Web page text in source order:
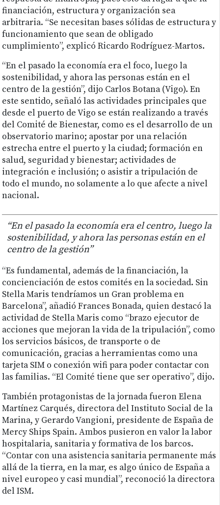
financiación, estructura y organización sea
arbitraria. “Se necesitan bases sólidas de estructura y
funcionamiento que sean de obligado
cumplimiento”, explicó Ricardo Rodríguez-Martos.
“En el pasado la economía era el foco, luego la
sostenibilidad, y ahora las personas están en el
centro de la gestión”, dijo Carlos Botana (Vigo). En
este sentido, señaló las actividades principales que
desde el puerto de Vigo se están realizando a través
del Comité de Bienestar, como es el desarrollo de un
observatorio marino; apostar por una relación
estrecha entre el puerto y la ciudad; formación en
salud, seguridad y bienestar; actividades de
integración e inclusión; o asistir a tripulación de
todo el mundo, no solamente a lo que afecte a nivel
nacional.
“En el pasado la economía era el centro, luego la
sostenibilidad, y ahora las personas están en el
centro de la gestión”
“Es fundamental, además de la financiación, la
concienciación de estos comités en la sociedad. Sin
Stella Maris tendríamos un Gran problema en
Barcelona”, añadió Frances Bonada, quien destacó la
actividad de Stella Maris como “brazo ejecutor de
acciones que mejoran la vida de la tripulación”, como
los servicios básicos, de transporte o de
comunicación, gracias a herramientas como una
tarjeta SIM o conexión wifi para poder contactar con
las familias. “El Comité tiene que ser operativo”, dijo.
También protagonistas de la jornada fueron Elena
Martínez Carqués, directora del Instituto Social de la
Marina, y Gerardo Vangioni, presidente de España de
Mercy Ships Spain. Ambos pusieron en valor la labor
hospitalaria, sanitaria y formativa de los barcos.
“Contar con una asistencia sanitaria permanente más
allá de la tierra, en la mar, es algo único de España a
nivel europeo y casi mundial”, reconoció la directora
del ISM.